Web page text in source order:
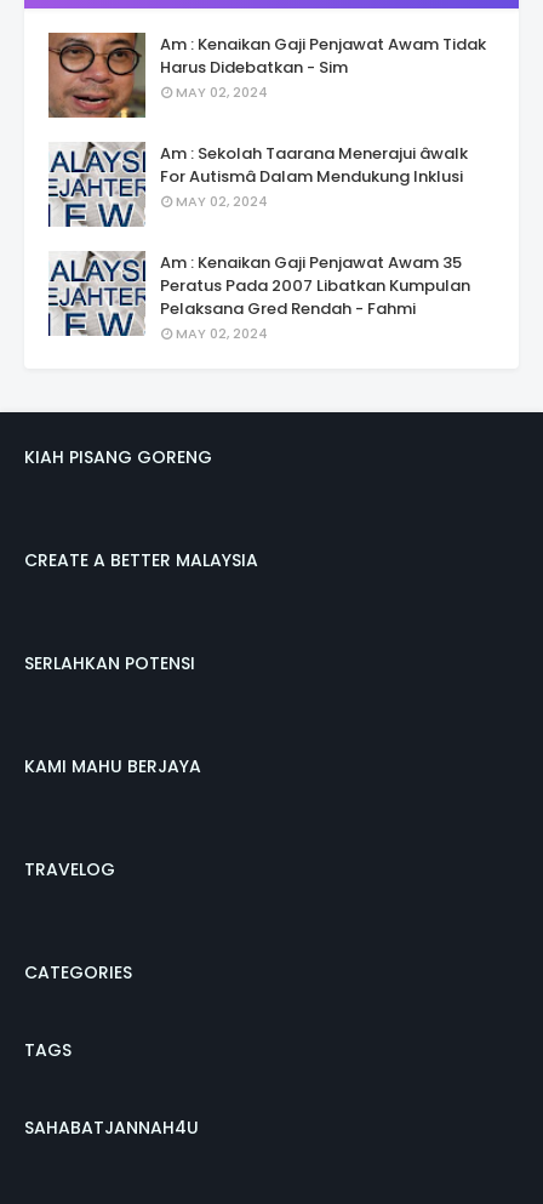
Am : Kenaikan Gaji Penjawat Awam Tidak
Harus Didebatkan - Sim
MAY 02, 2024
Am : Sekolah Taarana Menerajui âwalk
For Autismâ Dalam Mendukung Inklusi
MAY 02, 2024
Am : Kenaikan Gaji Penjawat Awam 35
Peratus Pada 2007 Libatkan Kumpulan
Pelaksana Gred Rendah - Fahmi
MAY 02, 2024
KIAH PISANG GORENG
CREATE A BETTER MALAYSIA
SERLAHKAN POTENSI
KAMI MAHU BERJAYA
TRAVELOG
CATEGORIES
TAGS
SAHABATJANNAH4U